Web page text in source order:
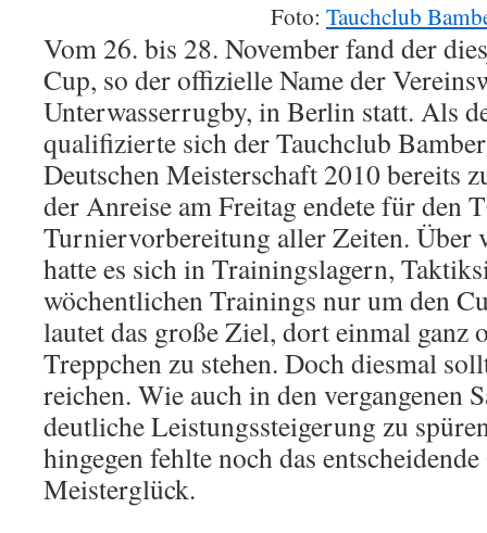
Foto: Tauchclub
Vom 26. bis 28. November fand der
Cup, so der offizielle Name der
Unterwasserrugby, in Berlin statt. Als
qualifizierte sich der Tauchclub
Deutschen Meisterschaft 2010 bereits
der Anreise am Freitag endete für den
Turniervorbereitung aller Zeiten. Über
hatte es sich in Trainingslagern,
wöchentlichen Trainings nur um den
lautet das große Ziel, dort einmal ganz
Treppchen zu stehen. Doch diesmal
reichen. Wie auch in den vergangenen
deutliche Leistungssteigerung zu
hingegen fehlte noch das
Meisterglück.